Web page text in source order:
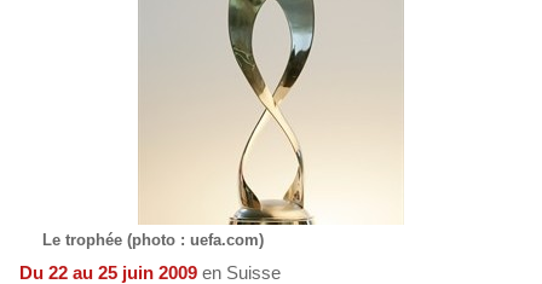
Le trophée (photo : uefa.com)
Du 22 au 25 juin 2009 en Suisse